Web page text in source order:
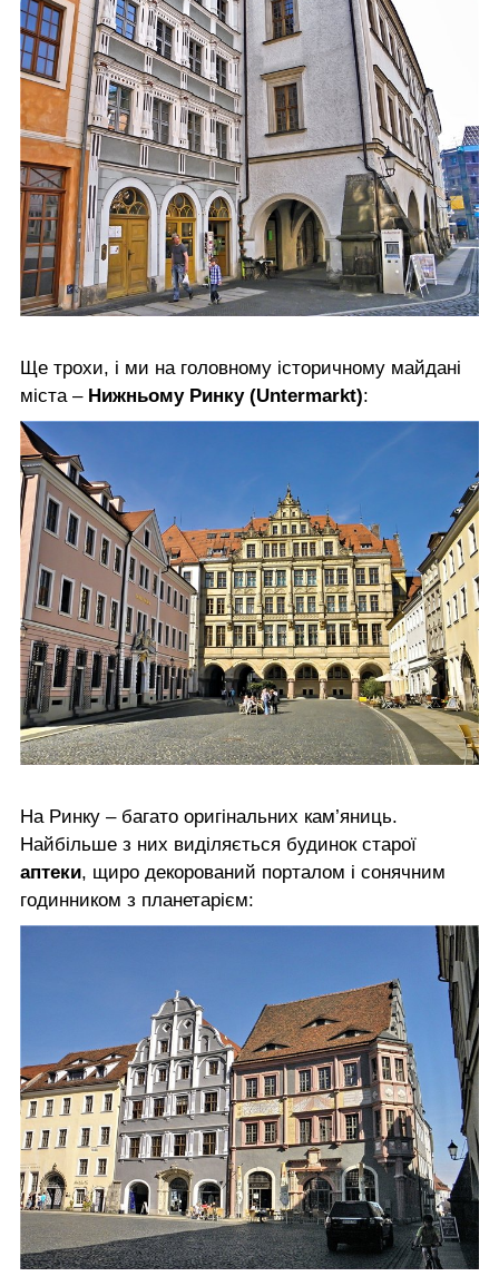
Ще трохи, і ми на головному історичному майдані
міста – Нижньому Ринку (Untermarkt):
На Ринку – багато оригінальних кам’яниць.
Найбільше з них виділяється будинок старої
аптеки, щиро декорований порталом і сонячним
годинником з планетарієм: